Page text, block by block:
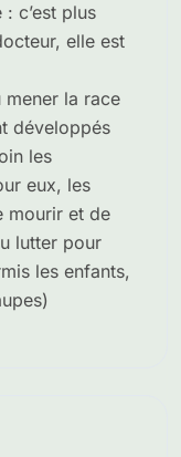
c’est plus
elle est
la race
développés
les
eux, les
mourir et de
lutter pour
les enfants,